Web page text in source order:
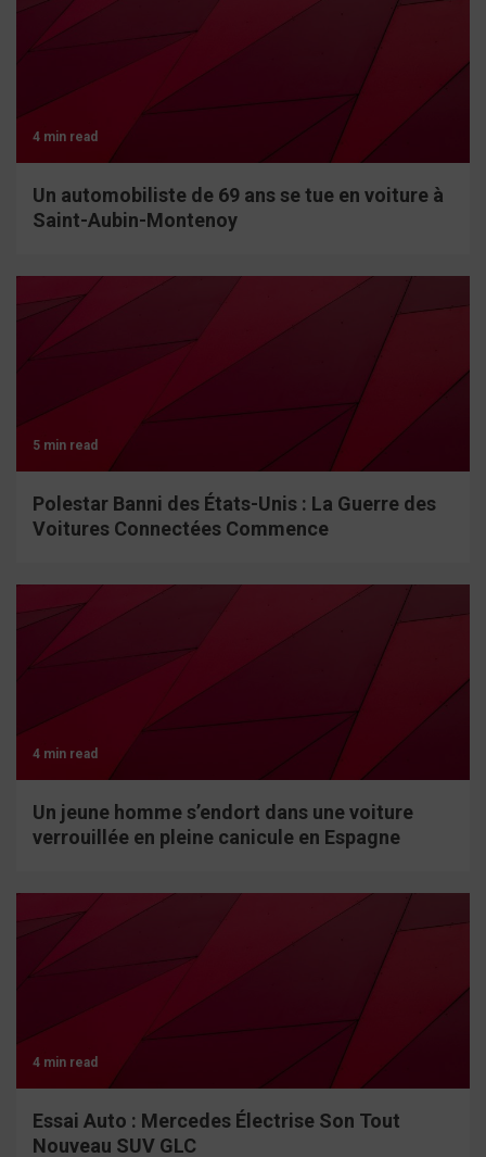
4 min read
Un automobiliste de 69 ans se tue en voiture à
Saint-Aubin-Montenoy
5 min read
Polestar Banni des États-Unis : La Guerre des
Voitures Connectées Commence
4 min read
Un jeune homme s’endort dans une voiture
verrouillée en pleine canicule en Espagne
4 min read
Essai Auto : Mercedes Électrise Son Tout
Nouveau SUV GLC